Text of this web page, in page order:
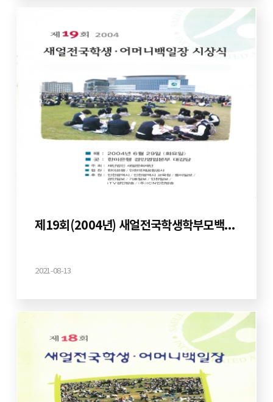
제19회(2004년) 새얼전국학생학부모백일장
2021-08-13